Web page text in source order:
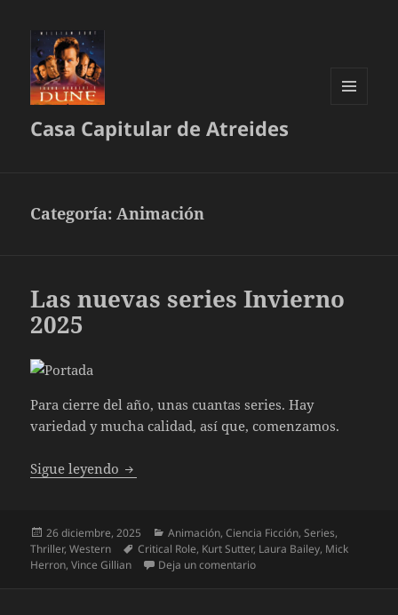
Casa Capitular de Atreides
Categoría:Animación
Las nuevas series Invierno
2025
Para cierre del año, unas cuantas series. Hay
variedad y mucha calidad, así que, comenzamos.
Sigue leyendo Las nuevas series Invierno 2025
Publicado
el
26 diciembre, 2025 Categorías
Animación,Ciencia Ficción,Series,
Thriller,Western Etiquetas
Critical Role, Kurt Sutter, Laura Bailey, Mick
Herron,Vince Gillian Deja un comentarioen Las nuevas series